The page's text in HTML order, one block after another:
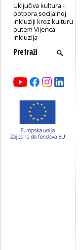
Uključiva kultura -
potpora socijalnoj
inkluziji kroz kulturu
putem Vijenca
Inkluzija